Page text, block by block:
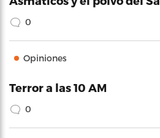
0
Opiniones
Terror a las 10 AM
0